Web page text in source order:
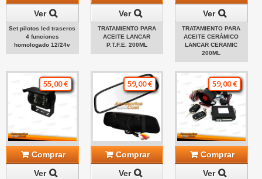
Ver
Set pilotos led traseros
4 funciones
homologado 12/24v
Ver
TRATAMIENTO PARA
ACEITE LANCAR
P.T.F.E. 200ML
Ver
TRATAMIENTO PARA
ACEITE CERÁMICO
LANCAR CERAMIC
200ML
55,00 €
Comprar
Ver
59,00 €
Comprar
Ver
59,00 €
Comprar
Ver